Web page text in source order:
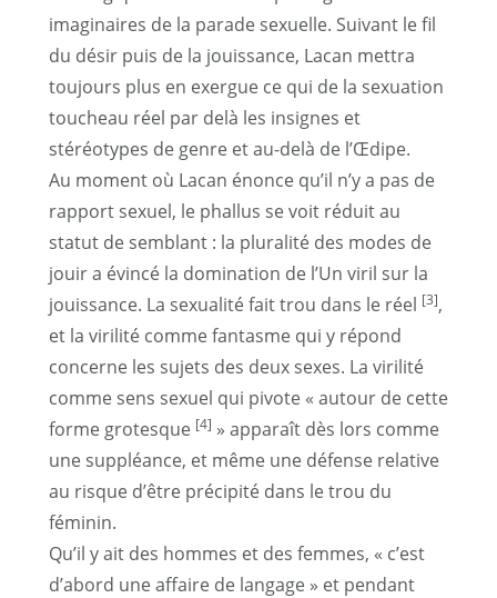
imaginaires de la parade sexuelle. Suivant le fil
du désir puis de la jouissance, Lacan mettra
toujours plus en exergue ce qui de la sexuation
toucheau réel par delà les insignes et
stéréotypes de genre et au-delà de l’Œdipe.
Au moment où Lacan énonce qu’il n’y a pas de
rapport sexuel, le phallus se voit réduit au
statut de semblant : la pluralité des modes de
jouir a évincé la domination de l’Un viril sur la
jouissance. La sexualité fait trou dans le réel [3],
et la virilité comme fantasme qui y répond
concerne les sujets des deux sexes. La virilité
comme sens sexuel qui pivote « autour de cette
forme grotesque [4] » apparaît dès lors comme
une suppléance, et même une défense relative
au risque d’être précipité dans le trou du
féminin.
Qu’il y ait des hommes et des femmes, « c’est
d’abord une affaire de langage » et pendant